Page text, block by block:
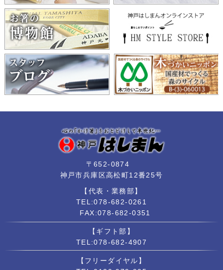
〒652-0874
神戸市兵庫区高松町12番25号
【代表・業務部】
TEL:078-682-0261
FAX:078-682-0351
【ギフト部】
TEL:078-682-4907
【フリーダイヤル】